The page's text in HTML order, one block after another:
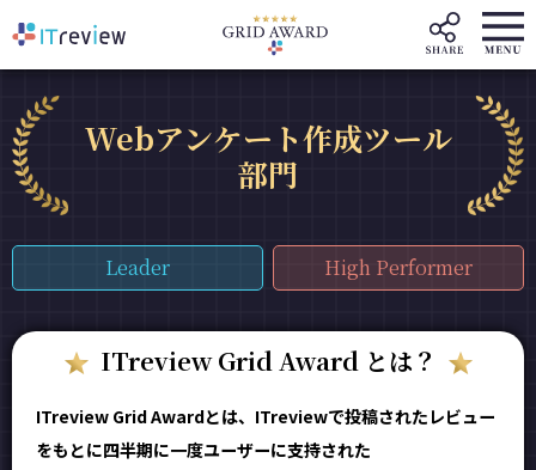
Webアンケート作成ツール
部門
Leader High Performer
ITreview Grid Award とは？
ITreview Grid Awardとは、ITreviewで投稿されたレビュー
をもとに四半期に一度ユーザーに支持された